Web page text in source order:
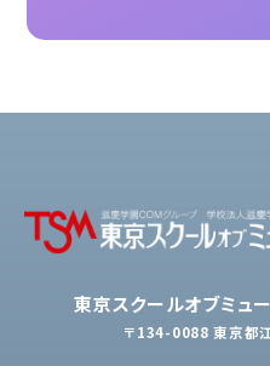
東京スクールオブミュ
〒134-0088 東京都